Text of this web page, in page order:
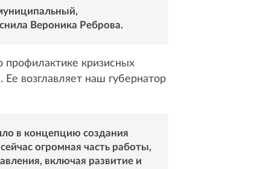
Вероника Реброва.
кризисных
возглавляет наш губернатор
в концепцию создания
огромная часть работы,
включая развитие и